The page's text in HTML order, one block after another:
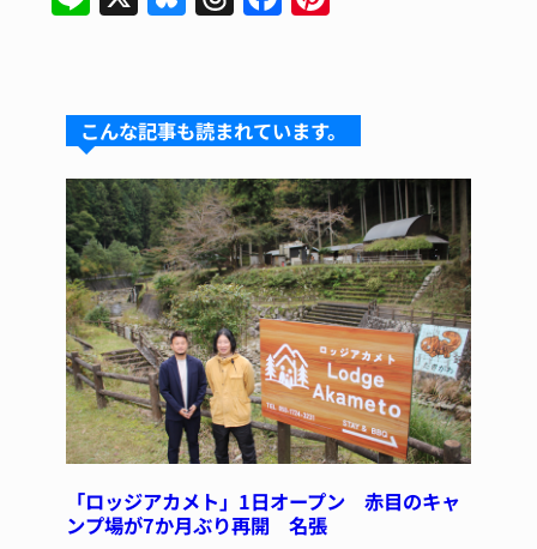
s
k
y
a
d
s
e
b
o
o
k
e
st
こんな記事も読まれています。
「ロッジアカメト」1日オープン 赤目のキャ
ンプ場が7か月ぶり再開 名張